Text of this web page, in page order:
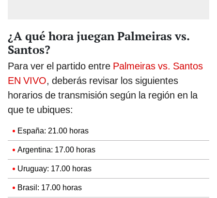
¿A qué hora juegan Palmeiras vs.
Santos?
Para ver el partido entre Palmeiras vs. Santos
EN VIVO, deberás revisar los siguientes
horarios de transmisión según la región en la
que te ubiques:
España: 21.00 horas
Argentina: 17.00 horas
Uruguay: 17.00 horas
Brasil: 17.00 horas